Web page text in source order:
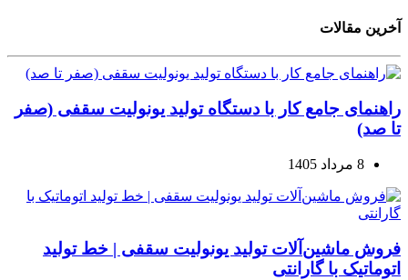
آخرین مقالات
راهنمای جامع کار با دستگاه تولید یونولیت سقفی (صفر
تا صد)
8 مرداد 1405
فروش ماشین‌آلات تولید یونولیت سقفی | خط تولید
اتوماتیک با گارانتی